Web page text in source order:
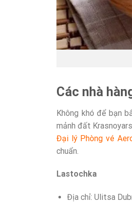
Các nhà
Không khó để bạn
mảnh đất
Đại lý Phòng vé
chuẩn.
Lastochka
Địa chỉ: Ulitsa